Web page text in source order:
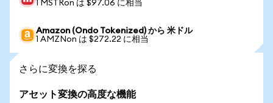
1 MSTRon は $97.06 に相当
Amazon (Ondo Tokenized) から 米ドル
1 AMZNon は $272.22 に相当
さらに変換を探る
アセット変換の高度な機能